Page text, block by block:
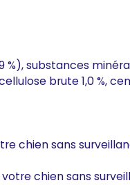
substances
brute 1,0 %,
chien sans
chien sans